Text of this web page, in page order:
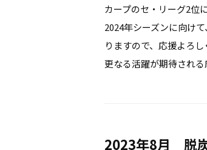
カープのセ・リーグ2位
2024年シーズンに向け
りますので、応援よろ
更なる活躍が期待され
2023年8月 脱